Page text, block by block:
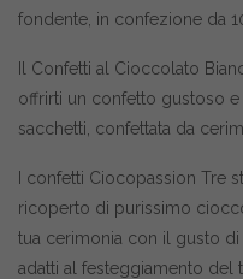
fondente, in confezione da
Il Confetti al Cioccolato
offrirti un confetto gustoso
sacchetti, confettata da
I confetti Ciocopassion Tre
ricoperto di purissimo
tua cerimonia con il gusto
adatti al festeggiamento del